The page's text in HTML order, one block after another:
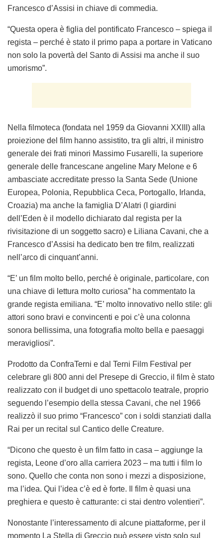
Francesco d’Assisi in chiave di commedia.
“Questa opera è figlia del pontificato Francesco – spiega il
regista – perché è stato il primo papa a portare in Vaticano
non solo la povertà del Santo di Assisi ma anche il suo
umorismo”.
Nella filmoteca (fondata nel 1959 da Giovanni XXIII) alla
proiezione del film hanno assistito, tra gli altri, il ministro
generale dei frati minori Massimo Fusarelli, la superiore
generale delle francescane angeline Mary Melone e 6
ambasciate accreditate presso la Santa Sede (Unione
Europea, Polonia, Repubblica Ceca, Portogallo, Irlanda,
Croazia) ma anche la famiglia D’Alatri ( I giardini
dell’Eden è il modello dichiarato dal regista per la
rivisitazione di un soggetto sacro) e Liliana Cavani, che a
Francesco d’Assisi ha dedicato ben tre film, realizzati
nell’arco di cinquant’anni.
“E’ un film molto bello, perché è originale, particolare, con
una chiave di lettura molto curiosa” ha commentato la
grande regista emiliana. “E’ molto innovativo nello stile: gli
attori sono bravi e convincenti e poi c’è una colonna
sonora bellissima, una fotografia molto bella e paesaggi
meravigliosi”.
Prodotto da ConfraTerni e dal Terni Film Festival per
celebrare gli 800 anni del Presepe di Greccio, il film è stato
realizzato con il budget di uno spettacolo teatrale, proprio
seguendo l’esempio della stessa Cavani, che nel 1966
realizzò il suo primo “Francesco” con i soldi stanziati dalla
Rai per un recital sul Cantico delle Creature.
“Dicono che questo è un film fatto in casa – aggiunge la
regista, Leone d’oro alla carriera 2023 – ma tutti i film lo
sono. Quello che conta non sono i mezzi a disposizione,
ma l’idea. Qui l’idea c’è ed è forte. Il film è quasi una
preghiera e questo è catturante: ci stai dentro volentieri”.
Nonostante l’interessamento di alcune piattaforme, per il
momento La Stella di Greccio può essere visto solo sul